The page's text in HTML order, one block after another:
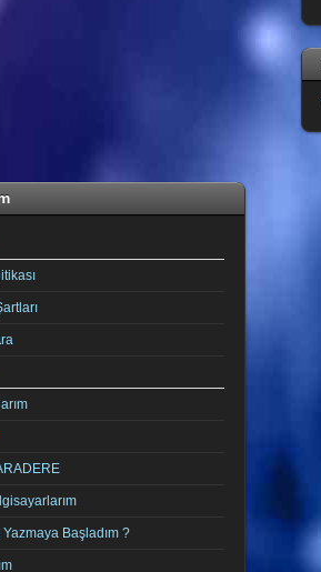
Başladım ?